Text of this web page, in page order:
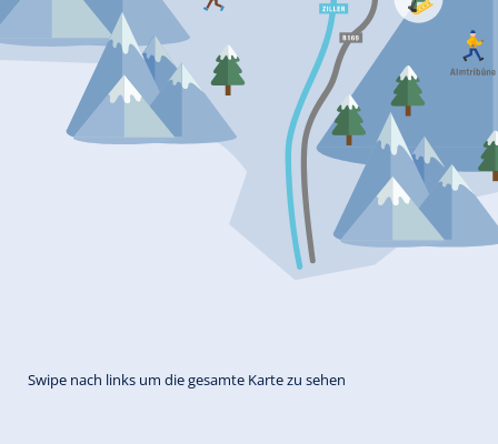
Swipe nach links um die gesamte Karte zu sehen